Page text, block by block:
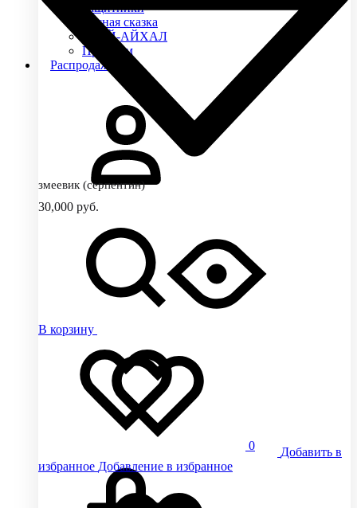
Защитники
Лесная сказка
УРУЙ-АЙХАЛ
Премиум
Распродажа
0
змеевик (серпентин)
30,000 руб.
В корзину
Добавить в
избранное Добавление в избранное